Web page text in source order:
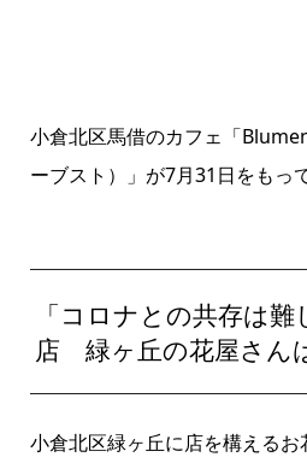
小倉北区馬借のカフェ「
ーブスト）」が7月31日をもっ
「コロナとの共存は
店 緑ヶ丘の花屋さん
小倉北区緑ヶ丘に店を構える